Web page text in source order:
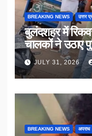
BREAKING NEWS उत्तर
बुलंदशहर में रिकवरी
चालकों ने उठाए
JULY 31, 2026
BREAKING NEWS अपराध